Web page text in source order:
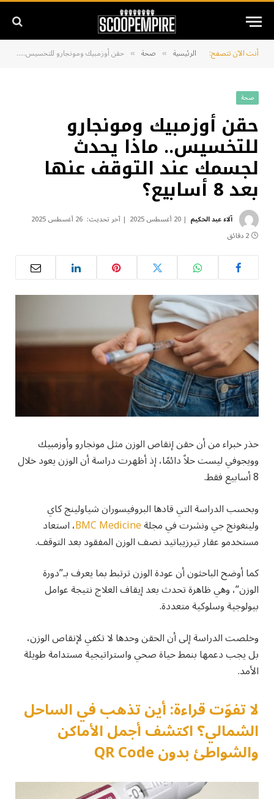
أنت الآن تتصفح: الرئيسية » صحة » حقن أوزمبيك ومونجارو للتخسيس.. ماذا يحدث لجسمك عند التوقف عنها بعد 8 أسابيع؟
صحة
حقن أوزمبيك ومونجارو
للتخسيس.. ماذا يحدث
لجسمك عند التوقف عنها
بعد 8 أسابيع؟
آلاء عبد الحكيم 20 أغسطس 2025 آخر تحديث: 26 أغسطس 2025
2 دقائق
حذر خبراء من أن حقن إنقاص الوزن مثل مونجارو وأوزمبيك
وويجوفي ليست حلاً دائمًا، إذ أظهرت دراسة أن الوزن يعود خلال
8 أسابيع فقط.
وبحسب الدراسة التي قادها البروفيسوران شياولينج كاي
ولينغونج جي ونشرت في مجلةBMC Medicine، استعاد
مستخدمو عقار تيرزيباتيد نصف الوزن المفقود بعد التوقف.
كما أوضح الباحثون أن عودة الوزن ترتبط بما يعرف بـ”دورة
الوزن”، وهي ظاهرة تحدث بعد إيقاف العلاج نتيجة عوامل
بيولوجية وسلوكية متعددة.
وخلصت الدراسة إلى أن الحقن وحدها لا تكفي لإنقاص الوزن،
بل يجب دعمها بنمط حياة صحي واستراتيجية مستدامة طويلة
الأمد.
لا تفوّت قراءة: أين تذهب في الساحل
الشمالي؟ اكتشف أجمل الأماكن
والشواطئ بدون QR Code